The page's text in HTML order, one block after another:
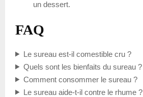
un dessert.
FAQ
Le sureau est-il comestible cru ?
Quels sont les bienfaits du sureau ?
Comment consommer le sureau ?
Le sureau aide-t-il contre le rhume ?